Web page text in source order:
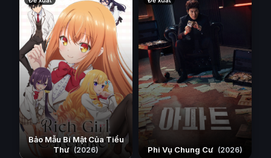
Bảo Mẫu Bí Mật Của Tiểu
Thư (2026) Phi Vụ Chung Cư (2026)